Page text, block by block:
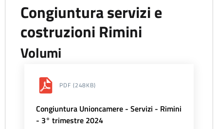
Congiuntura servizi e
costruzioni Rimini
Volumi
PDF (248KB)
Congiuntura Unioncamere - Servizi - Rimini
- 3° trimestre 2024